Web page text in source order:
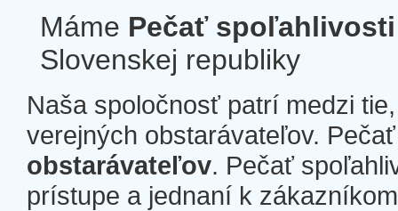
Máme Pečať spoľahlivosti
Slovenskej republiky
Naša spoločnosť patrí medzi
verejných obstarávateľov.
obstarávateľov. Pečať
prístupe a jednaní k